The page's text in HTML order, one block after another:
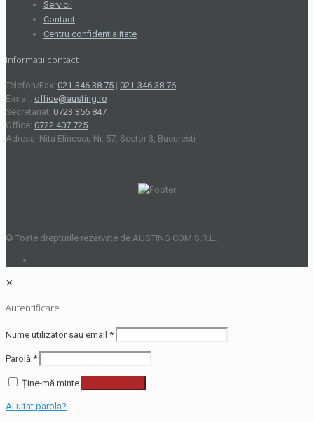
Servicii
Contact
Centru confidentialitate
Informatii contact
Telefon/Fax: 021-346 38 75 | 021-346 38 76
E-mail: office@austing.ro
Secretariat: 0723 356 847
Office: 0722 407 725
Adresa: Nita Elinescu Nr. 57, Sector 3, Bucuresti
© Toate drepturile rezervate de AUSTING COM S.R.L.
✕
Autentificare
Nume utilizator sau email *
Parolă *
Ține-mă minte
Ai uitat parola?